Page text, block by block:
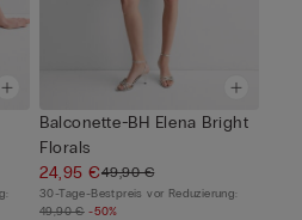
Balconette-BH Elena Bright
Florals
24,95 €49,90 €
30-Tage-Bestpreis vor Reduzierung:
49,90 € -50%